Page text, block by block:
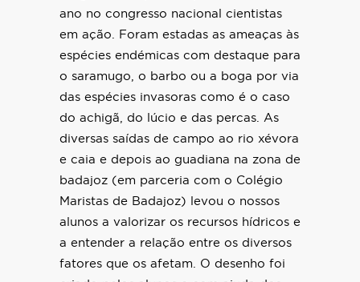
ano no congresso nacional cientistas
em ação. Foram estadas as ameaças às
espécies endémicas com destaque para
o saramugo, o barbo ou a boga por via
das espécies invasoras como é o caso
do achigã, do lúcio e das percas. As
diversas saídas de campo ao rio xévora
e caia e depois ao guadiana na zona de
badajoz (em parceria com o Colégio
Maristas de Badajoz) levou o nossos
alunos a valorizar os recursos hídricos e
a entender a relação entre os diversos
fatores que os afetam. O desenho foi